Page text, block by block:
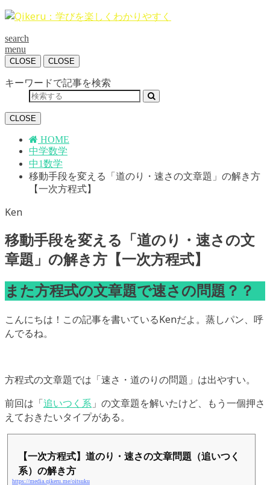
search
menu
CLOSE CLOSE
キーワードで記事を検索
CLOSE
HOME
中学数学
中1数学
移動手段を変える「道のり・速さの文章題」の解き方
【一次方程式】
Ken
移動手段を変える「道のり・速さの文
章題」の解き方【一次方程式】
また方程式の文章題で速さの問題？？
こんにちは！この記事を書いているKenだよ。蒸しパン、呼
んでるね。
方程式の文章題では「速さ・道のりの問題」は出やすい。
前回は「追いつく系 」の文章題を解いたけど、もう一個押さ
えておきたいタイプがある。
【一次方程式】道のり・速さの文章問題（追いつく
系）の解き方
https://media.qikeru.me/oitsuku